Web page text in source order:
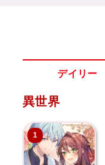
デイリー
異世界
1